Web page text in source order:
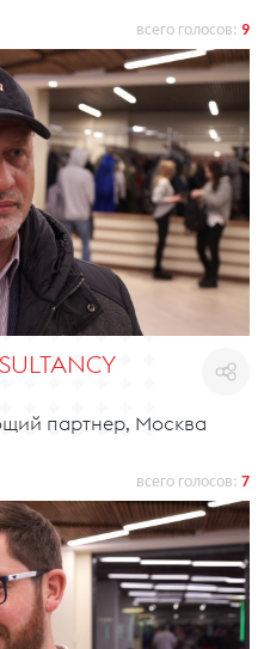
всего голосов: 9
партнер, Москва
всего голосов: 7